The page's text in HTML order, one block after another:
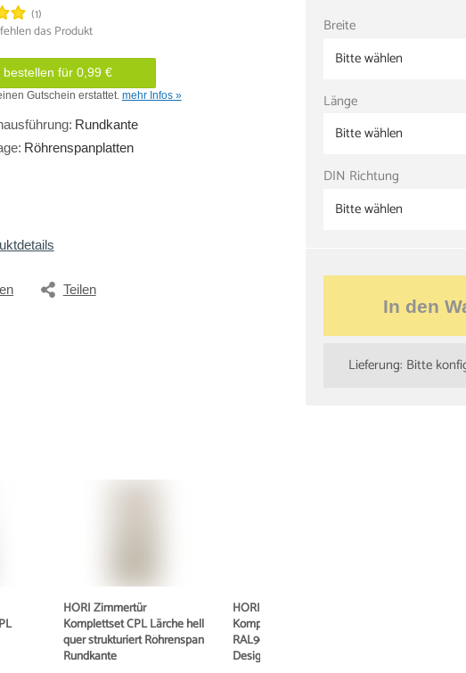
(1)
das Produkt
bestellen für 0,99 €
Gutschein erstattet. mehr Infos »
: Rundkante
: Röhrenspanplatten
Teilen
Breite
Bitte wählen
Länge
Bitte wählen
DIN Richtung
Bitte wählen
In den
Lieferung: Bitte
HORI Zimmertür
Komplettset CPL Lärche hell
quer strukturiert Röhrenspan
Rundkante
HORI Zimmertür
Komplettset CPL Signalweiß
RAL9003 Röhrenspan
Designkante